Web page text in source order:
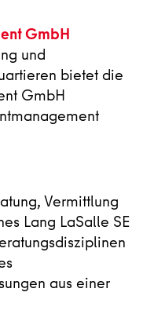
GmbH
und
bietet die
GmbH
Vermittlung
Lang LaSalle SE
aus einer